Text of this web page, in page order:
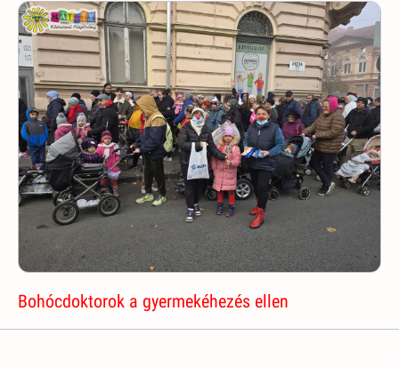
Bohócdoktorok a gyermekéhezés ellen